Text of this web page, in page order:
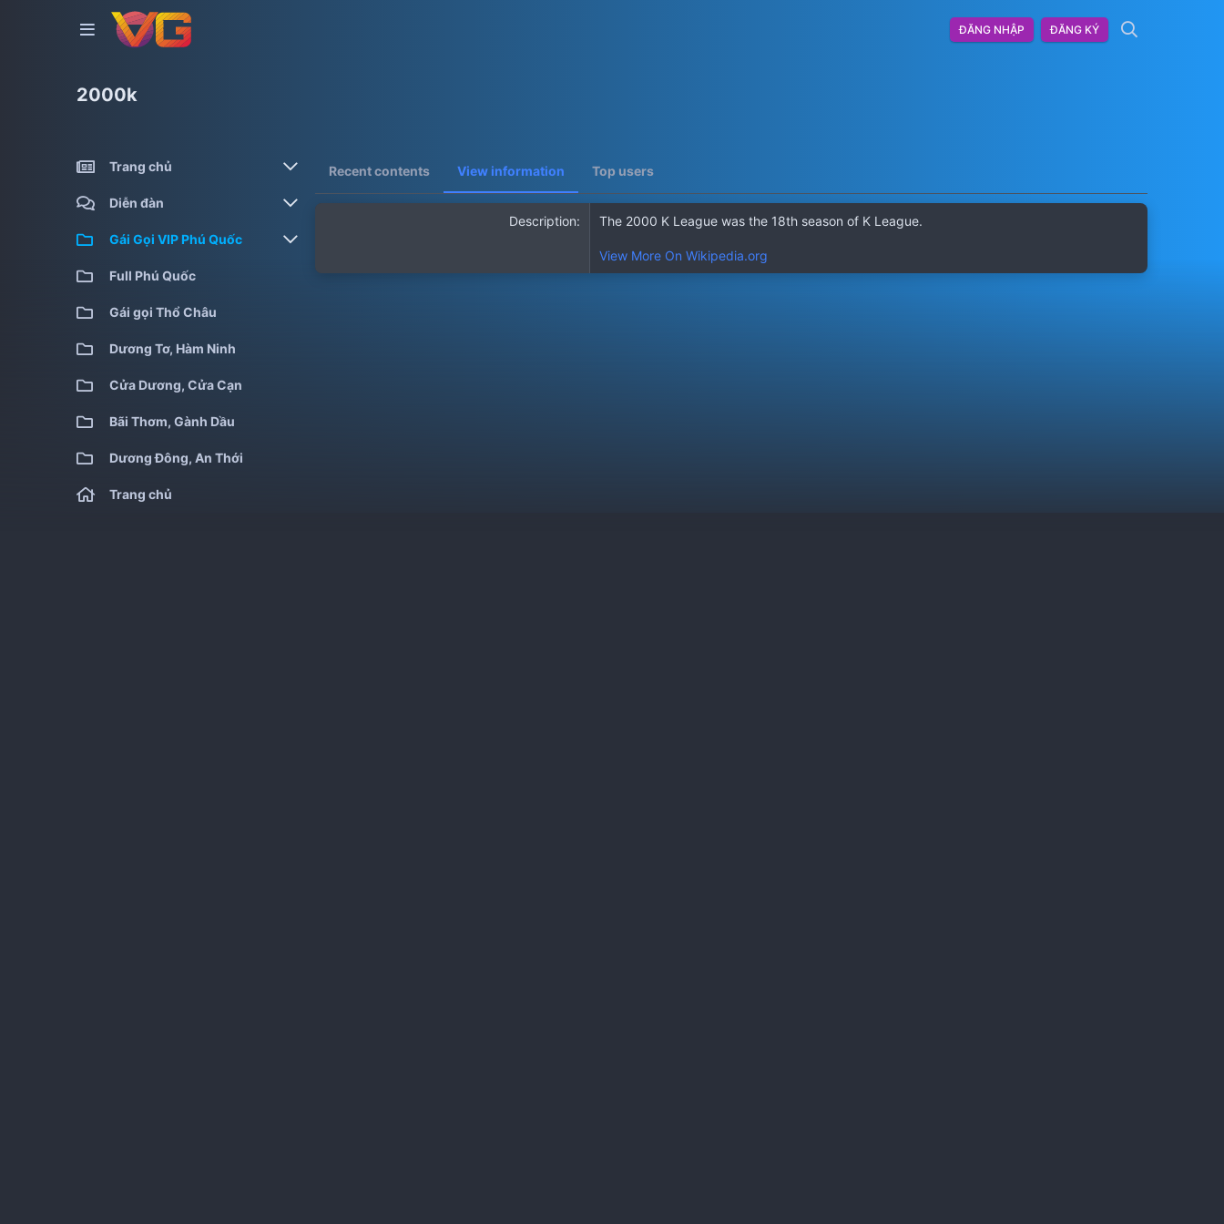
ĐĂNG NHẬP ĐĂNG KÝ
2000k
Trang chủ
Gái gọi kiểm định
Gái gọi cao cấp
Gái gọi siêu cấp
Diễn đàn
Bài viết mới
Tìm chủ đề
Gái Gọi VIP Phú Quốc
Full Phú Quốc
Full Phú Quốc
Gái gọi Thổ Châu
Dương Tơ, Hàm Ninh
Cửa Dương, Cửa Cạn
Bãi Thơm, Gành Dầu
Dương Đông, An Thới
Trang chủ
Recent contents View information Top users
Description The 2000 K League was the 18th season of K League.
View More On Wikipedia.org